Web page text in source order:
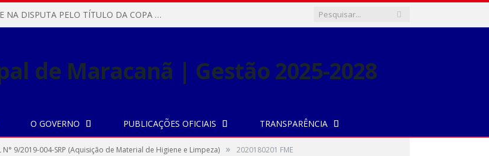
MARACANÃ SAI NA FRENTE NA DISPUTA PELO TÍTULO DA COPA PARÁ SUB-17!
O GOVERNO PUBLICAÇÕES OFICIAIS TRANSPARÊNCIA
N° 9/2019-004-SRP (Aquisição de Material de Higiene e Limpeza) » 2020180201 FME